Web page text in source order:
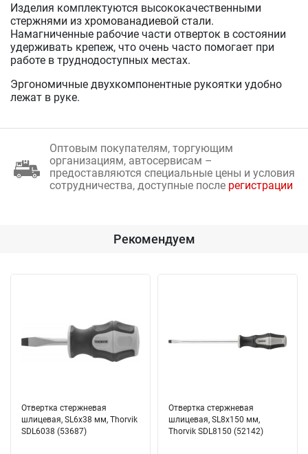
Изделия комплектуются высококачественными
стержнями из хромованадиевой стали.
Намагниченные рабочие части отверток в состоянии
удерживать крепеж, что очень часто помогает при
работе в труднодоступных местах.
Эргономичные двухкомпонентные рукоятки удобно
лежат в руке.
Оптовым покупателям, торгующим
организациям, автосервисам –
предоставляются специальные цены и условия
сотрудничества, доступные после регистрации
Рекомендуем
Отвертка стержневая
шлицевая, SL6х38 мм, Thorvik
SDL6038 (53687)
Отвертка стержневая
шлицевая, SL8х150 мм,
Thorvik SDL8150 (52142)